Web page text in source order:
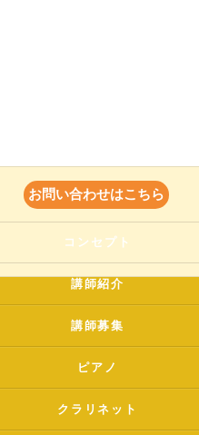
お問い合わせはこちら
コンセプト
講師紹介
講師募集
ピアノ
クラリネット